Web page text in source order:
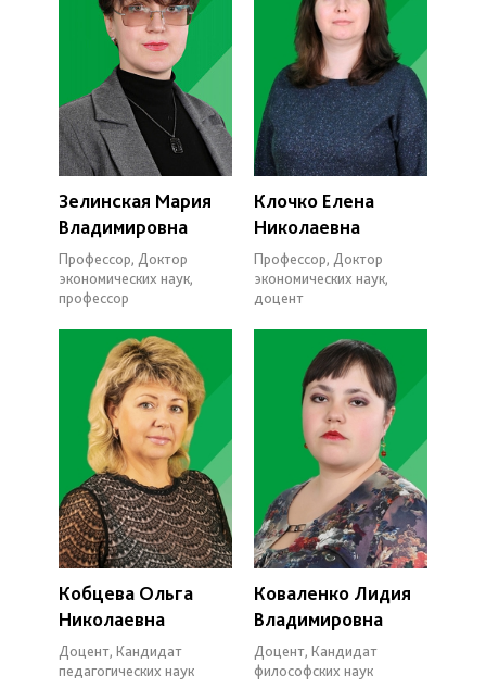
Зелинская Мария
Владимировна
Профессор, Доктор
экономических наук,
профессор
Клочко Елена
Николаевна
Профессор, Доктор
экономических наук,
доцент
Кобцева Ольга
Николаевна
Доцент, Кандидат
педагогических наук
Коваленко Лидия
Владимировна
Доцент, Кандидат
философских наук